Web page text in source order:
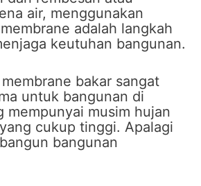
air, menggunakan
adalah langkah
keutuhan bangunan.
bakar sangat
untuk bangunan di
mempunyai musim hujan
cukup tinggi. Apalagi
bangunan